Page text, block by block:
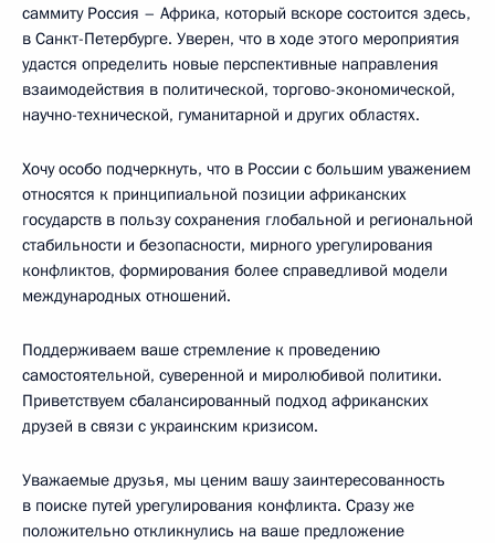
саммиту Россия – Африка, который вскоре состоится здесь,
в Санкт-Петербурге. Уверен, что в ходе этого мероприятия
удастся определить новые перспективные направления
взаимодействия в политической, торгово-экономической,
научно-технической, гуманитарной и других областях.
Хочу особо подчеркнуть, что в России с большим уважением
относятся к принципиальной позиции африканских
государств в пользу сохранения глобальной и региональной
стабильности и безопасности, мирного урегулирования
конфликтов, формирования более справедливой модели
международных отношений.
Поддерживаем ваше стремление к проведению
самостоятельной, суверенной и миролюбивой политики.
Приветствуем сбалансированный подход африканских
друзей в связи с украинским кризисом.
Уважаемые друзья, мы ценим вашу заинтересованность
в поиске путей урегулирования конфликта. Сразу же
положительно откликнулись на ваше предложение